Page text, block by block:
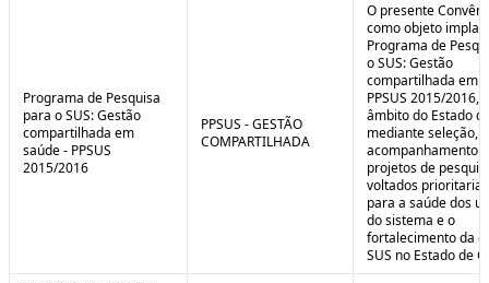
Programa de Pesquisa
para o SUS: Gestão
compartilhada em
saúde - PPSUS
2015/2016
PPSUS - GESTÃO
COMPARTILHADA
O presente
como objeto
Programa de
o SUS: Gestão
compartilhada em
PPSUS 2015/2016,
âmbito do Estado
mediante seleção,
acompanhamento
projetos de
voltados
para a saúde dos
do sistema e o
fortalecimento da
SUS no Estado de